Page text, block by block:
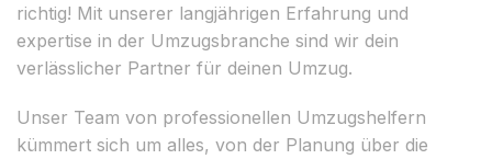
richtig! Mit unserer langjährigen Erfahrung und
expertise in der Umzugsbranche sind wir dein
verlässlicher Partner für deinen Umzug.
Unser Team von professionellen Umzugshelfern
kümmert sich um alles, von der Planung über die